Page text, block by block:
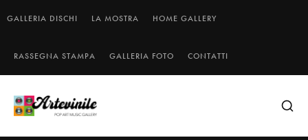
GALLERIA DISCHI LA MOSTRA HOME GALLERY
RASSEGNA STAMPA GALLERIA FOTO CONTATTI